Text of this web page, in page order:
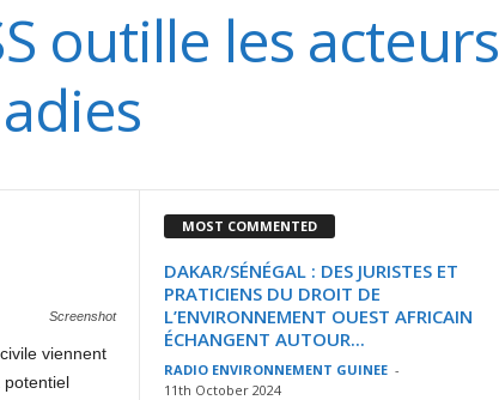
outille les acteurs
Screenshot
viennent
potentiel
MOST COMMENTED
DAKAR/SÉNÉGAL : DES JURISTES ET
PRATICIENS DU DROIT DE
L’ENVIRONNEMENT OUEST AFRICAIN
ÉCHANGENT AUTOUR...
RADIO ENVIRONNEMENT GUINEE -
11th October 2024